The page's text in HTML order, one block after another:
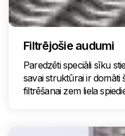
Filtrējošie audumi
Paredzēti speciāli sīku
savai struktūrai ir domāti
filtrēšanai zem liela